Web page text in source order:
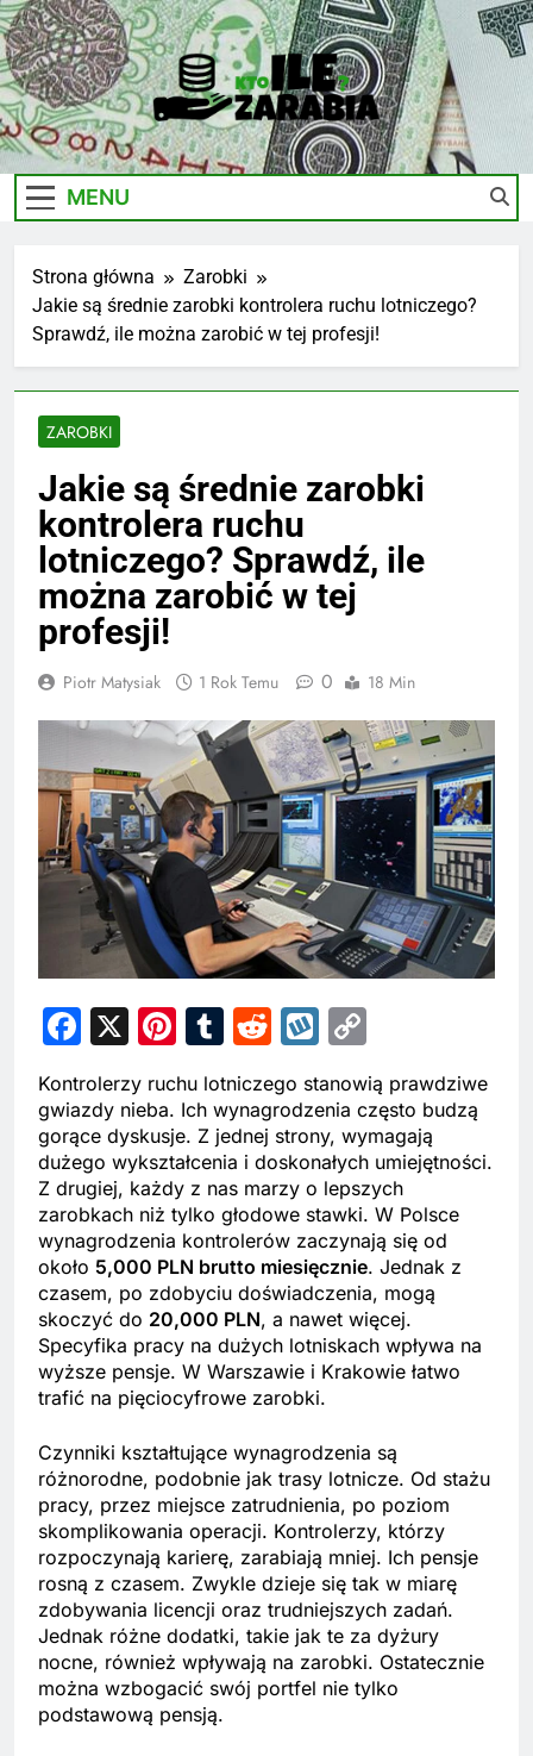
Skip
to
content
Ile-
Zarabia.edu.pl
Zarobki Gwiazd, Ciekawostki I Biznes
MENU
Strona główna
Zarobki
Jakie są średnie zarobki kontrolera ruchu lotniczego?
Sprawdź, ile można zarobić w tej profesji!
ZAROBKI
Jakie są średnie zarobki
kontrolera ruchu
lotniczego? Sprawdź, ile
można zarobić w tej
profesji!
Piotr Matysiak 1 Rok Temu 0 18 Min
Facebook
X Pinterest
Tumblr
RedditWykop
Link
Kontrolerzy ruchu lotniczego stanowią prawdziwe
gwiazdy nieba. Ich wynagrodzenia często budzą
gorące dyskusje. Z jednej strony, wymagają
dużego wykształcenia i doskonałych umiejętności.
Z drugiej, każdy z nas marzy o lepszych
zarobkach niż tylko głodowe stawki. W Polsce
wynagrodzenia kontrolerów zaczynają się od
około 5,000 PLN brutto miesięcznie. Jednak z
czasem, po zdobyciu doświadczenia, mogą
skoczyć do 20,000 PLN, a nawet więcej.
Specyfika pracy na dużych lotniskach wpływa na
wyższe pensje. W Warszawie i Krakowie łatwo
trafić na pięciocyfrowe zarobki.
Czynniki kształtujące wynagrodzenia są
różnorodne, podobnie jak trasy lotnicze. Od stażu
pracy, przez miejsce zatrudnienia, po poziom
skomplikowania operacji. Kontrolerzy, którzy
rozpoczynają karierę, zarabiają mniej. Ich pensje
rosną z czasem. Zwykle dzieje się tak w miarę
zdobywania licencji oraz trudniejszych zadań.
Jednak różne dodatki, takie jak te za dyżury
nocne, również wpływają na zarobki. Ostatecznie
można wzbogacić swój portfel nie tylko
podstawową pensją.